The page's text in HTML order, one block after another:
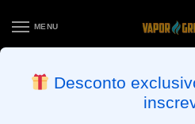
MENU
ENTREGA NO MESMO DIA EM SÃO
APROVADOS ATÉ
Desconto